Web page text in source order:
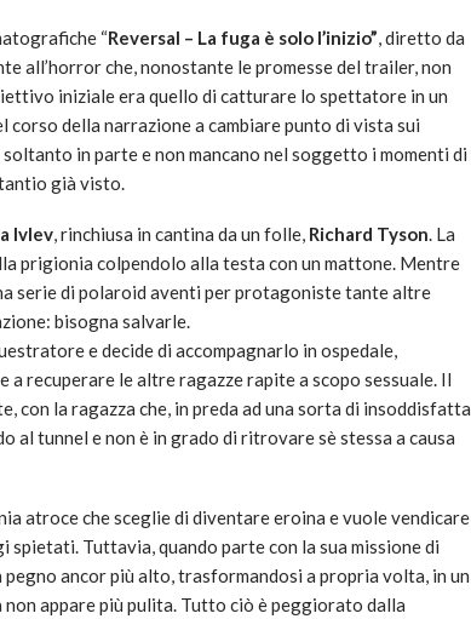
“Reversal – La fuga è solo l’inizio”, diretto da
all’horror che, nonostante le promesse del trailer, non
iniziale era quello di catturare lo spettatore in un
della narrazione a cambiare punto di vista sui
in parte e non mancano nel soggetto i momenti di
già visto.
Ivlev, rinchiusa in cantina da un folle, Richard Tyson. La
prigionia colpendolo alla testa con un mattone. Mentre
serie di polaroid aventi per protagoniste tante altre
bisogna salvarle.
e decide di accompagnarlo in ospedale,
recuperare le altre ragazze rapite a scopo sessuale. Il
con la ragazza che, in preda ad una sorta di insoddisfatta
al tunnel e non è in grado di ritrovare sè stessa a causa
atroce che sceglie di diventare eroina e vuole vendicare
spietati. Tuttavia, quando parte con la sua missione di
ancor più alto, trasformandosi a propria volta, in un
non appare più pulita. Tutto ciò è peggiorato dalla
quale
prato
786
passione per
l’automobilismo
abbracciano la stessa
god 9 mesi ago